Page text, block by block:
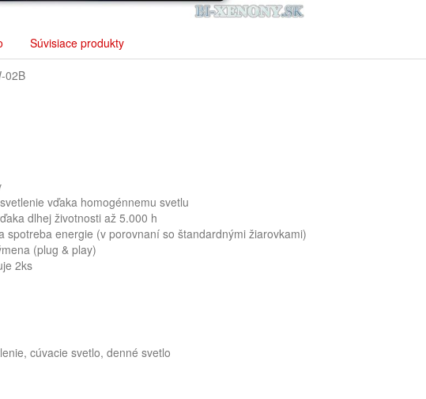
Súvisiace produkty
02B
vďaka homogénnemu svetlu
dlhej životnosti až 5.000 h
energie (v porovnaní so štandardnými žiarovkami)
(plug & play)
2ks
cúvacie svetlo, denné svetlo